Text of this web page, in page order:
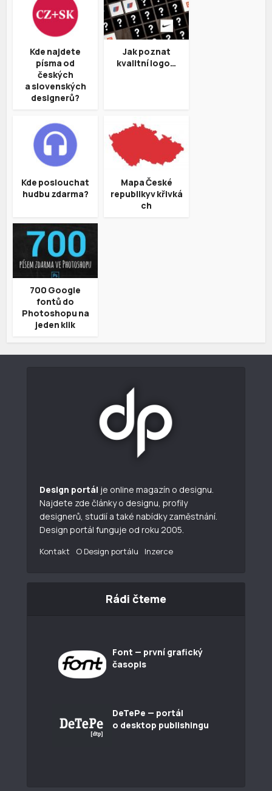
Kde najdete
písma od
českých
a slovenských
designerů?
Jak poznat
kvalitní logo…
Kde poslouchat
hudbu zdarma?
Mapa České
republikyv křivká
ch
700 Google
fontů do
Photoshopu na
jeden klik
Design portál je online magazín o designu.
Najdete zde články o designu, profily
designerů, studií a také nabídky zaměstnání.
Design portál funguje od roku 2005.
Kontakt O Design portálu Inzerce
Rádi čteme
Font — první grafický
časopis
DeTePe — portál
o desktop publishingu